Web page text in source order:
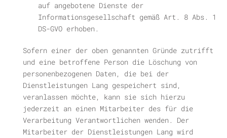
auf angebotene Dienste der
Informationsgesellschaft gemäß Art. 8 Abs. 1
DS-GVO erhoben.
Sofern einer der oben genannten Gründe zutrifft
und eine betroffene Person die Löschung von
personenbezogenen Daten, die bei der
Dienstleistungen Lang gespeichert sind,
veranlassen möchte, kann sie sich hierzu
jederzeit an einen Mitarbeiter des für die
Verarbeitung Verantwortlichen wenden. Der
Mitarbeiter der Dienstleistungen Lang wird